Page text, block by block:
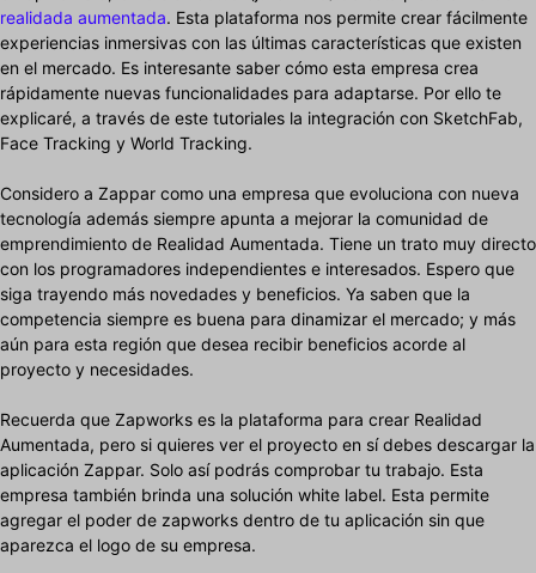
realidada aumentada. Esta plataforma nos permite crear fácilmente
experiencias inmersivas con las últimas características que existen
en el mercado. Es interesante saber cómo esta empresa crea
rápidamente nuevas funcionalidades para adaptarse. Por ello te
explicaré, a través de este tutoriales la integración con SketchFab,
Face Tracking y World Tracking.
Considero a Zappar como una empresa que evoluciona con nueva
tecnología además siempre apunta a mejorar la comunidad de
emprendimiento de Realidad Aumentada. Tiene un trato muy directo
con los programadores independientes e interesados. Espero que
siga trayendo más novedades y beneficios. Ya saben que la
competencia siempre es buena para dinamizar el mercado; y más
aún para esta región que desea recibir beneficios acorde al
proyecto y necesidades.
Recuerda que Zapworks es la plataforma para crear Realidad
Aumentada, pero si quieres ver el proyecto en sí debes descargar la
aplicación Zappar. Solo así podrás comprobar tu trabajo. Esta
empresa también brinda una solución white label. Esta permite
agregar el poder de zapworks dentro de tu aplicación sin que
aparezca el logo de su empresa.